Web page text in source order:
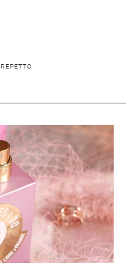
REPETTO